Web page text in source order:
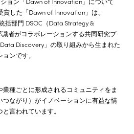
した「Dawn of Innovation」は、
括部門 DSOC（Data Strategy &
者がコラボレーションする共同研究プ
Discovery」の取り組みから生まれた
ンです。
種ごとに形成されるコミュニティをま
ながり）がイノベーションに有益な情
言われています。